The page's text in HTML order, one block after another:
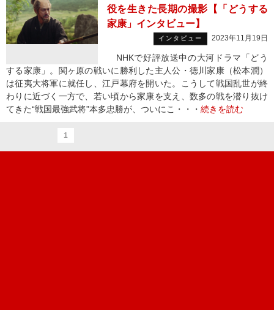
役を生きた長期の撮影【「どうする
家康」インタビュー】
インタビュー 2023年11月19日
NHKで好評放送中の大河ドラマ「どう
する家康」。関ヶ原の戦いに勝利した主人公・徳川家康（松本潤）
は征夷大将軍に就任し、江戸幕府を開いた。こうして戦国乱世が終
わりに近づく一方で、若い頃から家康を支え、数多の戦を潜り抜け
てきた“戦国最強武将”本多忠勝が、ついにこ・・・ 続きを読む
1